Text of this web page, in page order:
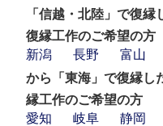
「信越・北陸」で復縁
復縁工作のご希望の方
新潟
長野 富山
から「東海」で復縁し
縁工作のご希望の方
愛知
岐阜 静岡